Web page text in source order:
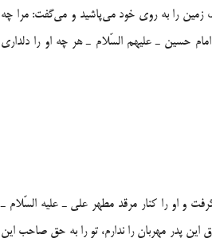
زمين را به روي خود مي‌پاشيد و مي‌گفت: مرا چه
حسين ـ عليهم السّلام ـ هر چه او را دلداري
و او را كنار مرقد مطهر علي ـ عليه السّلام ـ
پدر مهربان را ندارم، تو را به حق صاحب اين